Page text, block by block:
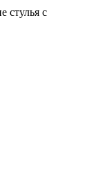
стулья с